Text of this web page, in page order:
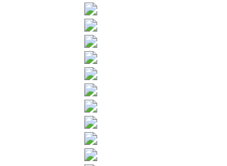
Datenschutz
Mitgliedsantrag